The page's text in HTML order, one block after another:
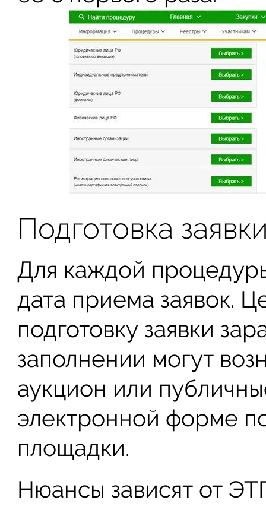
Подготовка
Для каждой
дата приема заявок.
подготовку заявки
заполнении могут
аукцион или
электронной форме
площадки.
Нюансы зависят от